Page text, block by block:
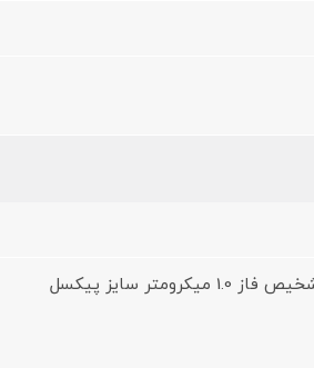
16 مگاپیکسل لنز واید 26 میلی‌متری فوکوس خودکار با تشخیص فاز 1.0 میکرومتر سایز پیکسل